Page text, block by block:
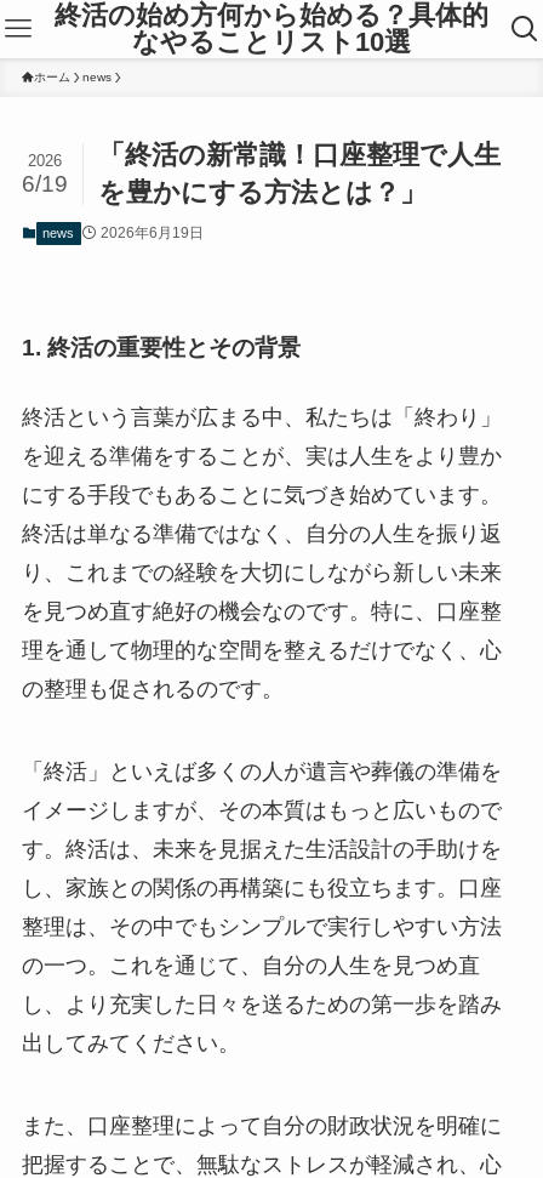
終活の始め方何から始める？具体的
なやることリスト10選
ホーム news
「終活の新常識！口座整理で人生
を豊かにする方法とは？」
2026
6/19
news 2026年6月19日
1. 終活の重要性とその背景
終活という言葉が広まる中、私たちは「終わり」
を迎える準備をすることが、実は人生をより豊か
にする手段でもあることに気づき始めています。
終活は単なる準備ではなく、自分の人生を振り返
り、これまでの経験を大切にしながら新しい未来
を見つめ直す絶好の機会なのです。特に、口座整
理を通して物理的な空間を整えるだけでなく、心
の整理も促されるのです。
「終活」といえば多くの人が遺言や葬儀の準備を
イメージしますが、その本質はもっと広いもので
す。終活は、未来を見据えた生活設計の手助けを
し、家族との関係の再構築にも役立ちます。口座
整理は、その中でもシンプルで実行しやすい方法
の一つ。これを通じて、自分の人生を見つめ直
し、より充実した日々を送るための第一歩を踏み
出してみてください。
また、口座整理によって自分の財政状況を明確に
把握することで、無駄なストレスが軽減され、心